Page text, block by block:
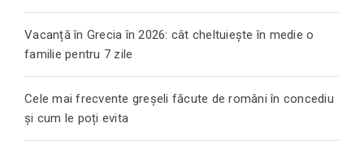
Vacanță în Grecia în 2026: cât cheltuiește în medie o
familie pentru 7 zile
Cele mai frecvente greșeli făcute de români în concediu
și cum le poți evita